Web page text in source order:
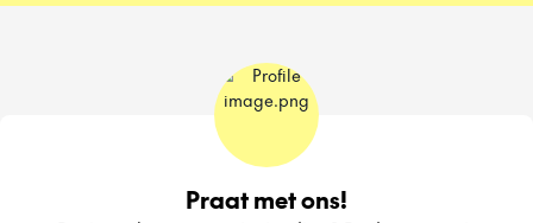
Praat met ons!